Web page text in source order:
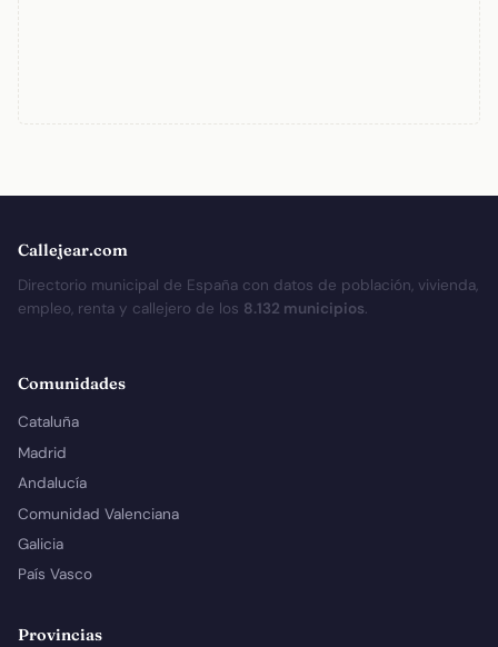
Callejear.com
Directorio municipal de España con datos de población, vivienda,
empleo, renta y callejero de los 8.132 municipios.
Comunidades
Cataluña
Madrid
Andalucía
Comunidad Valenciana
Galicia
País Vasco
Provincias